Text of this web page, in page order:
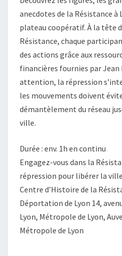
anecdotes de la Résistance à
plateau coopératif. À la tête
Résistance, chaque
des actions grâce aux
financières fournies par Jean
attention, la répression
les mouvements doivent
démantèlement du réseau
ville.
Durée : env. 1h en continu
Engagez-vous dans la
répression pour libérer la
Centre d’Histoire de la
Déportation de Lyon 14,
Lyon, Métropole de Lyon,
Métropole de Lyon